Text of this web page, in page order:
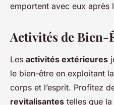
emportent avec eux après
Activités de Bien-
Les activités extérieures
le bien-être en exploitant
corps et l’esprit. Profitez
revitalisantes telles que